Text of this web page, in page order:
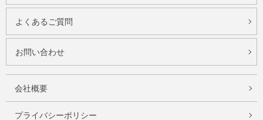
よくあるご質問
お問い合わせ
会社概要
プライバシーポリシー